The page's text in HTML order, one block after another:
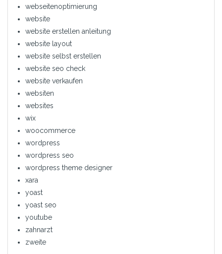
webseitenoptimierung
website
website erstellen anleitung
website layout
website selbst erstellen
website seo check
website verkaufen
websiten
websites
wix
woocommerce
wordpress
wordpress seo
wordpress theme designer
xara
yoast
yoast seo
youtube
zahnarzt
zweite